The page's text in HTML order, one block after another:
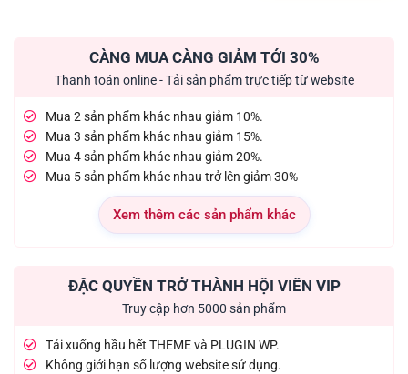
CÀNG MUA CÀNG GIẢM TỚI 30%
Thanh toán online - Tải sản phẩm trực tiếp từ website
Mua 2 sản phẩm khác nhau giảm 10%.
Mua 3 sản phẩm khác nhau giảm 15%.
Mua 4 sản phẩm khác nhau giảm 20%.
Mua 5 sản phẩm khác nhau trở lên giảm 30%
Xem thêm các sản phẩm khác
ĐẶC QUYỀN TRỞ THÀNH HỘI VIÊN VIP
Truy cập hơn 5000 sản phẩm
Tải xuống hầu hết THEME và PLUGIN WP.
Không giới hạn số lượng website sử dụng.